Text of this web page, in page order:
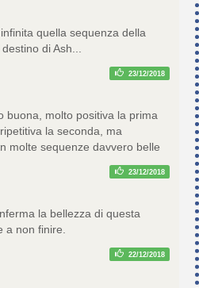
quella sequenza della
di Ash...
23/12/2018
buona, molto positiva la prima
la seconda, ma
molte sequenze davvero belle
23/12/2018
la bellezza di questa
a non finire.
22/12/2018